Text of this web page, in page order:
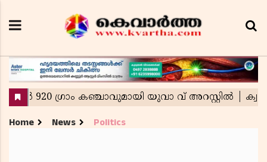
Home News Politics